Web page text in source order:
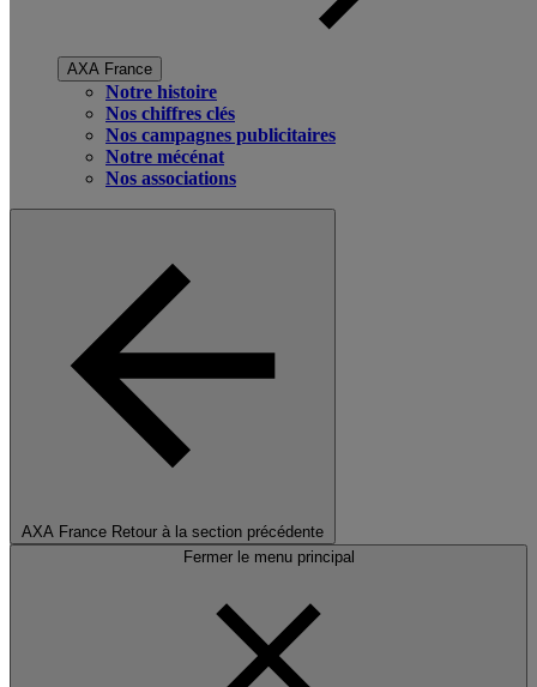
AXA France
Notre histoire
Nos chiffres clés
Nos campagnes publicitaires
Notre mécénat
Nos associations
AXA France Retour à la section précédente
Fermer le menu principal